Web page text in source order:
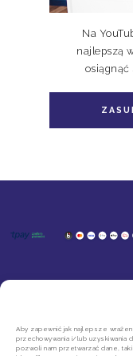
Aby zapewnić jak najlepsze
przechowywania i/lub uzyskiwania
pozwoli nam przetwarzać dane,
Na
najlepszą
osiągnąć